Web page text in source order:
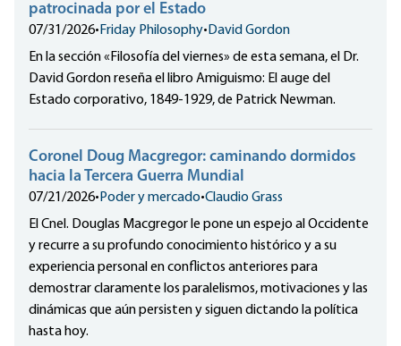
patrocinada por el Estado
07/31/2026•Friday Philosophy•David Gordon
En la sección «Filosofía del viernes» de esta semana, el Dr.
David Gordon reseña el libro Amiguismo: El auge del
Estado corporativo, 1849-1929, de Patrick Newman.
Coronel Doug Macgregor: caminando dormidos
hacia la Tercera Guerra Mundial
07/21/2026•Poder y mercado•Claudio Grass
El Cnel. Douglas Macgregor le pone un espejo al Occidente
y recurre a su profundo conocimiento histórico y a su
experiencia personal en conflictos anteriores para
demostrar claramente los paralelismos, motivaciones y las
dinámicas que aún persisten y siguen dictando la política
hasta hoy.